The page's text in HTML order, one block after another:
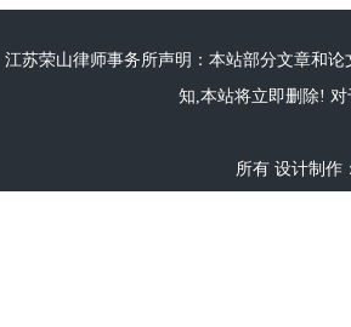
江苏荣山律师事务所声明：本站部分文章和
知,本站将立即删除! 对
所有 设计制作